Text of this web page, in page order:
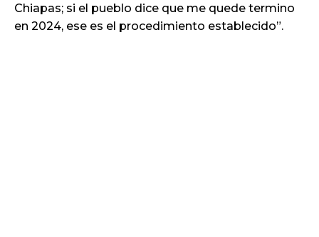
Chiapas; si el pueblo dice que me quede termino
en 2024, ese es el procedimiento establecido”.